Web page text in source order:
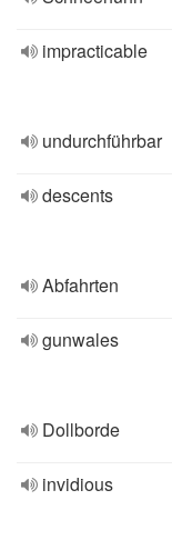
impracticable
undurchführbar
descents
Abfahrten
gunwales
Dollborde
invidious